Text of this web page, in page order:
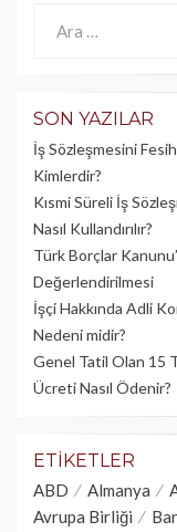
SON YAZILAR
İş Sözleşmesini
Kimlerdir?
Kısmi Süreli İş
Nasıl Kullandırılır?
Türk Borçlar
Değerlendirilmesi
İşçi Hakkında Adli
Nedeni midir?
Genel Tatil Olan 15
Ücreti Nasıl Ödenir?
ETIKETLER
ABD Almanya
Avrupa Birliği